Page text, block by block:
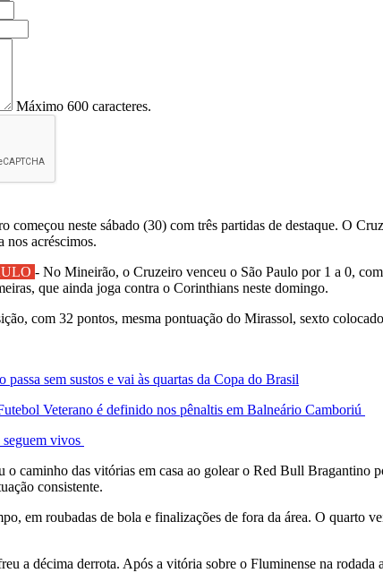
Máximo 600 caracteres.
começou neste sábado (30) com três partidas de destaque. O
nos acréscimos.
- No Mineirão, o Cruzeiro venceu o São Paulo por 1 a 0,
que ainda joga contra o Corinthians neste domingo.
com 32 pontos, mesma pontuação do Mirassol, sexto
sem sustos e vai às quartas da Copa do Brasil
Veterano é definido nos pênaltis em Balneário Camboriú
vivos
o caminho das vitórias em casa ao golear o Red Bull Bragantino
consistente.
em roubadas de bola e finalizações de fora da área. O quarto
a décima derrota. Após a vitória sobre o Fluminense na